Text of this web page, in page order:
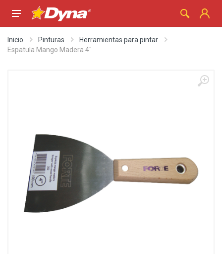
Inicio Pinturas
Herramientas para pintar
Espatula Mango Madera 4"